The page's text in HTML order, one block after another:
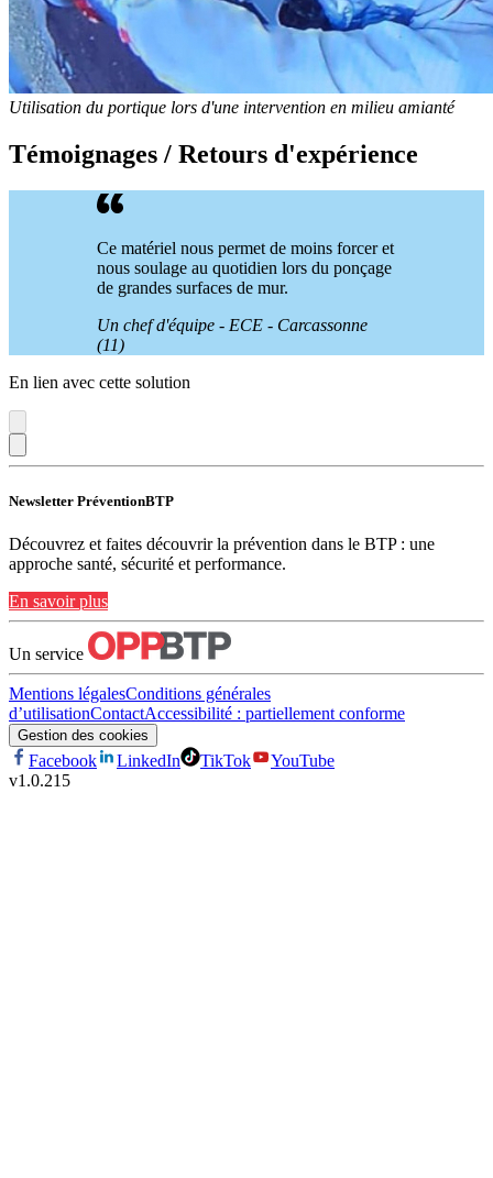
Utilisation du portique lors d'une intervention en milieu amianté
Témoignages / Retours d'expérience
Ce matériel nous permet de moins forcer et
nous soulage au quotidien lors du ponçage
de grandes surfaces de mur.
Un chef d'équipe - ECE - Carcassonne
(11)
En lien avec cette solution
Newsletter PréventionBTP
Découvrez et faites découvrir la prévention dans le BTP : une
approche santé, sécurité et performance.
En savoir plus
Un service
Mentions légalesConditions générales
d’utilisationContactAccessibilité : partiellement conforme
Gestion des cookies
Facebook LinkedIn TikTok
YouTube
v1.0.215